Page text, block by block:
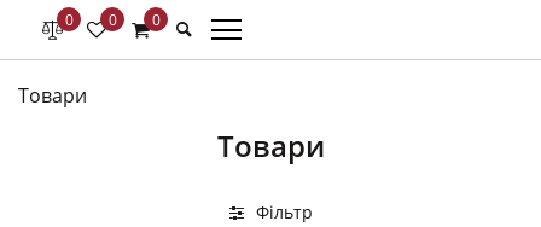
0 0 0
Товари
Товари
Фільтр